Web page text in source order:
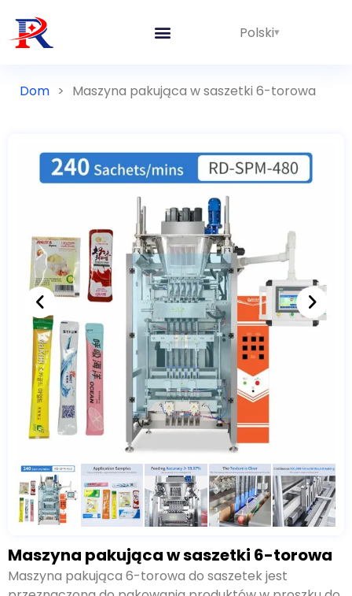
Polski
Dom > Maszyna pakująca w saszetki 6-torowa
Maszyna pakująca w saszetki 6-torowa
Maszyna pakująca 6-torowa do saszetek jest